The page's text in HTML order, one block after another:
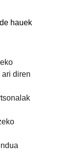
hauek
diren